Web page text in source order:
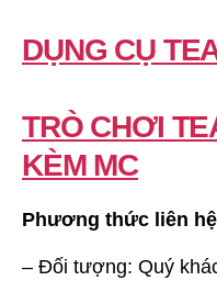
DỤNG CỤ
TRÒ CHƠI
KÈM MC
Phương thức liên
– Đối tượng: Quý